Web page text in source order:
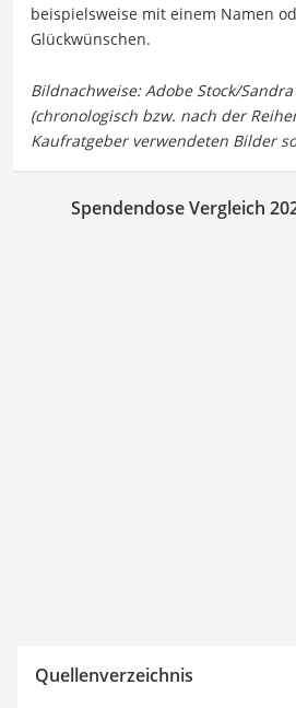
beispielsweise mit einem Namen
Glückwünschen.
Spendendose Vergleich
Quellenverzeichnis